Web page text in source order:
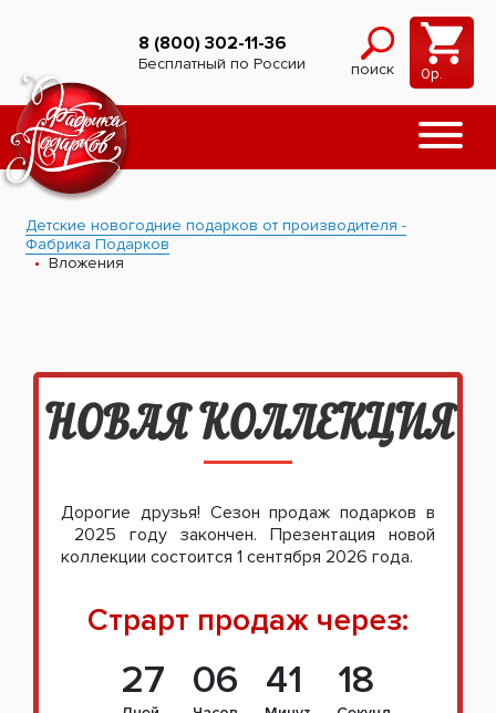
8 (800) 302-11-36
Бесплатный по России поиск 0р.
Детские новогодние подарков от производителя -
Фабрика Подарков
Вложения
НОВАЯ КОЛЛЕКЦИЯ
Дорогие друзья! Сезон продаж подарков в
2025 году закончен. Презентация новой
коллекции состоится 1 сентября 2026 года.
Страрт продаж через:
27 06 41 17